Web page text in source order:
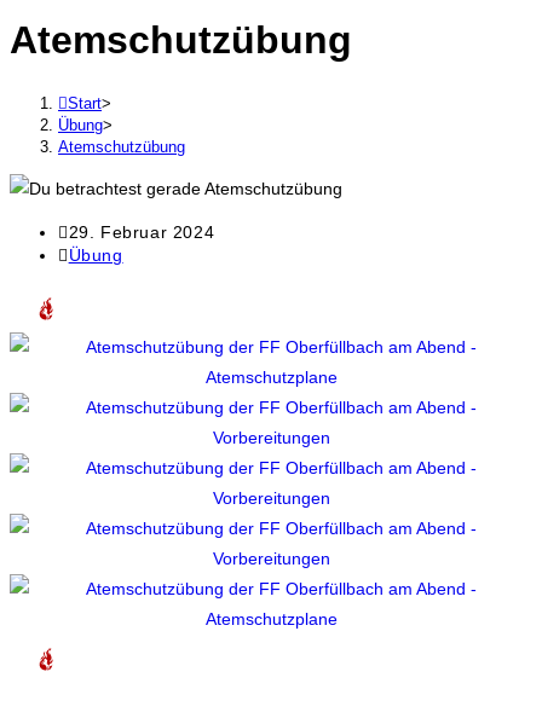
Atemschutzübung
Start>
Übung>
Atemschutzübung
29. Februar 2024
Übung